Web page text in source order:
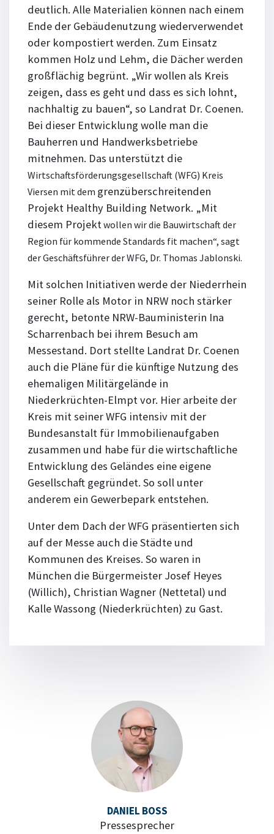
DANIEL BOSS
Pressesprecher
deutlich. Alle Materialien können nach einem
Ende der Gebäudenutzung wiederverwendet
oder kompostiert werden. Zum Einsatz
kommen Holz und Lehm, die Dächer werden
großflächig begrünt. „Wir wollen als Kreis
zeigen, dass es geht und dass es sich lohnt,
nachhaltig zu bauen“, so Landrat Dr. Coenen.
Bei dieser Entwicklung wolle man die
Bauherren und Handwerksbetriebe
mitnehmen. Das unterstützt die
Wirtschaftsförderungsgesellschaft (WFG) Kreis
Viersen mit dem grenzüberschreitenden
Projekt Healthy Building Network. „Mit
diesem Projektwollen wir die Bauwirtschaft der
Region für kommende Standards fit machen“, sagt
der Geschäftsführer der WFG, Dr. Thomas Jablonski.
Mit solchen Initiativen werde der Niederrhein
seiner Rolle als Motor in NRW noch stärker
gerecht, betonte NRW-Bauministerin Ina
Scharrenbach bei ihrem Besuch am
Messestand. Dort stellte Landrat Dr. Coenen
auch die Pläne für die künftige Nutzung des
ehemaligen Militärgelände in
Niederkrüchten-Elmpt vor. Hier arbeite der
Kreis mit seiner WFG intensiv mit der
Bundesanstalt für Immobilienaufgaben
zusammen und habe für die wirtschaftliche
Entwicklung des Geländes eine eigene
Gesellschaft gegründet. So soll unter
anderem ein Gewerbepark entstehen.
Unter dem Dach der WFG präsentierten sich
auf der Messe auch die Städte und
Kommunen des Kreises. So waren in
München die Bürgermeister Josef Heyes
(Willich), Christian Wagner (Nettetal) und
Kalle Wassong (Niederkrüchten) zu Gast.